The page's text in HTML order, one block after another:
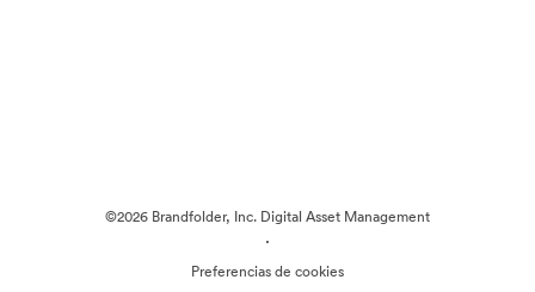
©2026 Brandfolder, Inc. Digital Asset Management
·
Preferencias de cookies